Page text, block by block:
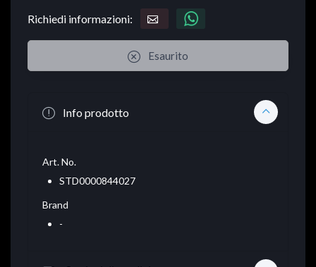
Richiedi informazioni:
Esaurito
Info prodotto
Art. No.
STD0000844027
Brand
-